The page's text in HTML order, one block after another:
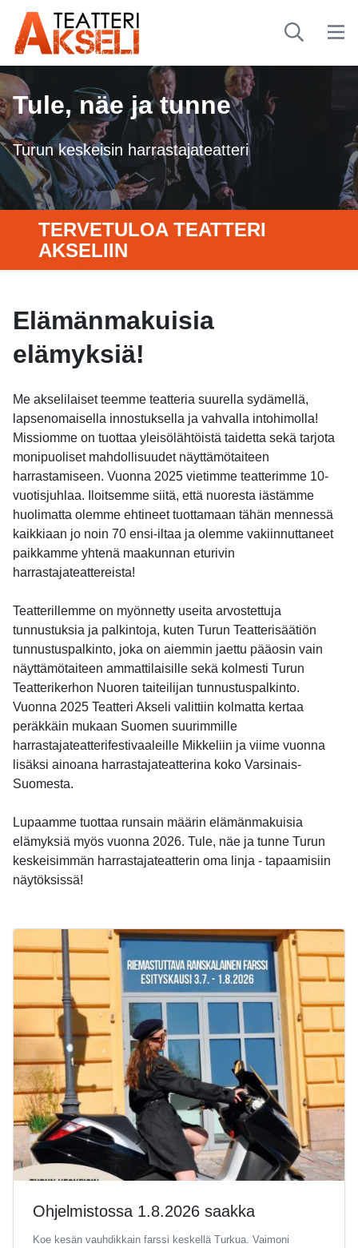
Tule, näe ja tunne
Turun keskeisin harrastajateatteri
TERVETULOA TEATTERI
AKSELIIN
Elämänmakuisia
elämyksiä!
Me akselilaiset teemme teatteria suurella sydämellä,
lapsenomaisella innostuksella ja vahvalla intohimolla!
Missiomme on tuottaa yleisölähtöistä taidetta sekä tarjota
monipuoliset mahdollisuudet näyttämötaiteen
harrastamiseen. Vuonna 2025 vietimme teatterimme 10-
vuotisjuhlaa. Iloitsemme siitä, että nuoresta iästämme
huolimatta olemme ehtineet tuottamaan tähän mennessä
kaikkiaan jo noin 70 ensi-iltaa ja olemme vakiinnuttaneet
paikkamme yhtenä maakunnan eturivin
harrastajateattereista!
Teatterillemme on myönnetty useita arvostettuja
tunnustuksia ja palkintoja, kuten Turun Teatterisäätiön
tunnustuspalkinto, joka on aiemmin jaettu pääosin vain
näyttämötaiteen ammattilaisille sekä kolmesti Turun
Teatterikerhon Nuoren taiteilijan tunnustuspalkinto.
Vuonna 2025 Teatteri Akseli valittiin kolmatta kertaa
peräkkäin mukaan Suomen suurimmille
harrastajateatterifestivaaleille Mikkeliin ja viime vuonna
lisäksi ainoana harrastajateatterina koko Varsinais-
Suomesta.
Lupaamme tuottaa runsain määrin elämänmakuisia
elämyksiä myös vuonna 2026. Tule, näe ja tunne Turun
keskeisimmän harrastajateatterin oma linja - tapaamisiin
näytöksissä!
Ohjelmistossa 1.8.2026 saakka
Koe kesän vauhdikkain farssi keskellä Turkua. Vaimoni